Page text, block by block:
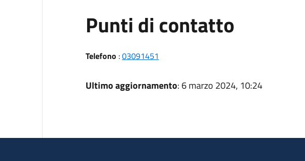
Punti di contatto
Telefono :03091451
Ultimo aggiornamento: 6 marzo 2024, 10:24